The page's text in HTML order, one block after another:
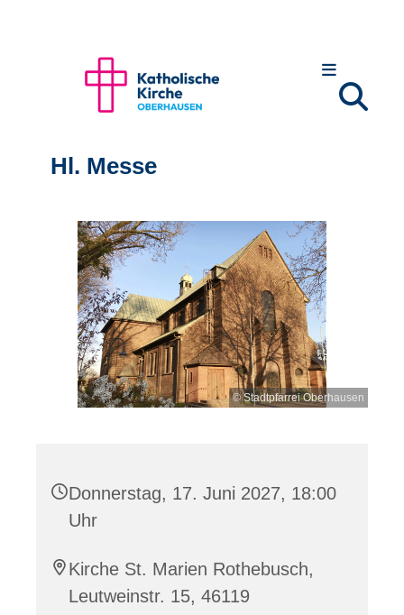
Hl. Messe
© Stadtpfarrei Oberhausen
Donnerstag, 17. Juni 2027, 18:00
Uhr
Kirche St. Marien Rothebusch,
Leutweinstr. 15, 46119